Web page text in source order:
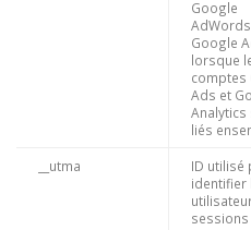
Google
Google
lorsque
comptes
Ads et
Analytics
liés
__utma
ID utilisé
identifier
sessions